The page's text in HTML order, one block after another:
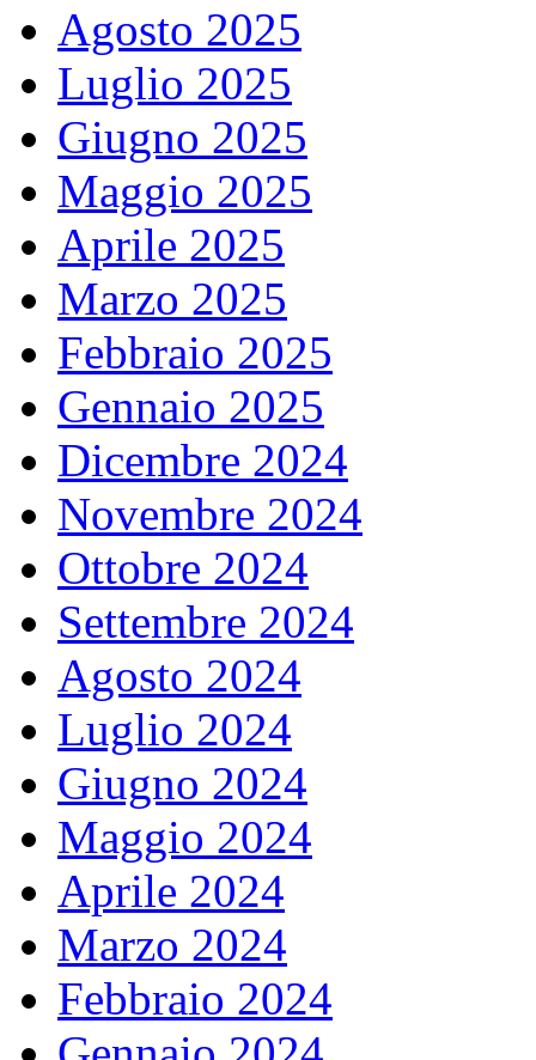
Agosto 2025
Luglio 2025
Giugno 2025
Maggio 2025
Aprile 2025
Marzo 2025
Febbraio 2025
Gennaio 2025
Dicembre 2024
Novembre 2024
Ottobre 2024
Settembre 2024
Agosto 2024
Luglio 2024
Giugno 2024
Maggio 2024
Aprile 2024
Marzo 2024
Febbraio 2024